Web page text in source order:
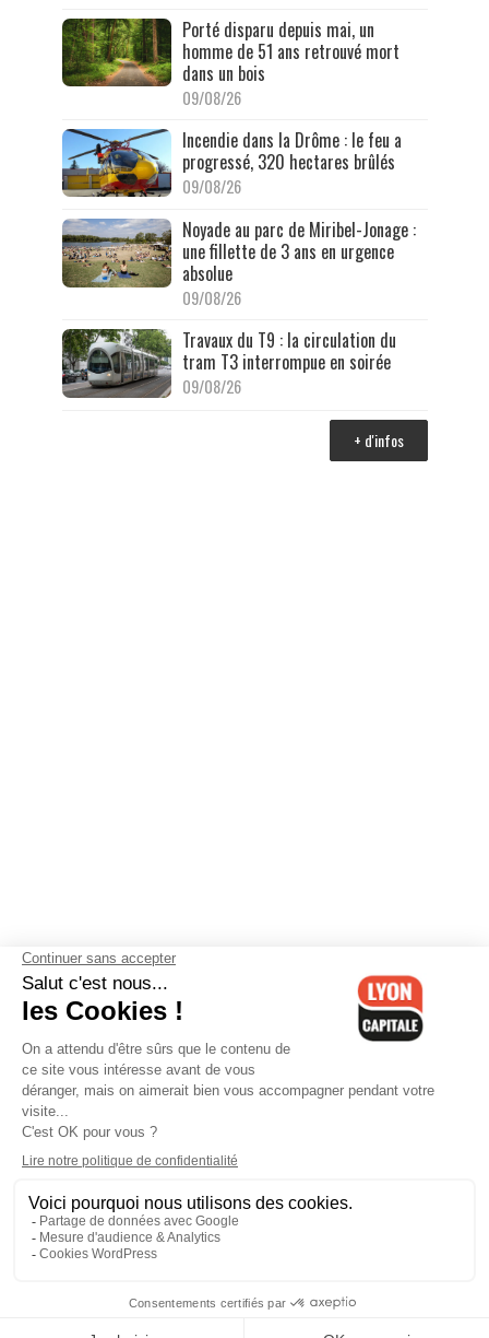
Porté disparu depuis mai, un
homme de 51 ans retrouvé mort
dans un bois
09/08/26
Incendie dans la Drôme : le feu a
progressé, 320 hectares brûlés
09/08/26
Noyade au parc de Miribel-Jonage :
une fillette de 3 ans en urgence
absolue
09/08/26
Travaux du T9 : la circulation du
tram T3 interrompue en soirée
09/08/26
+ d'infos
Contactez-nous-Mentions légales-CGV-Politique de
confidentialité-Gestion des cookies
Cedex 06